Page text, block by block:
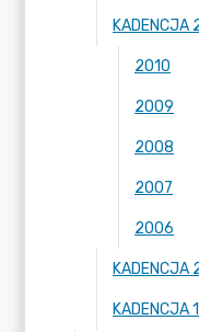
2010
2009
2008
2007
2006